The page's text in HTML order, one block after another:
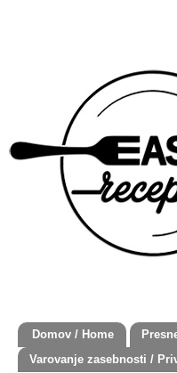
Domov / Home
Varovanje zasebnosti /